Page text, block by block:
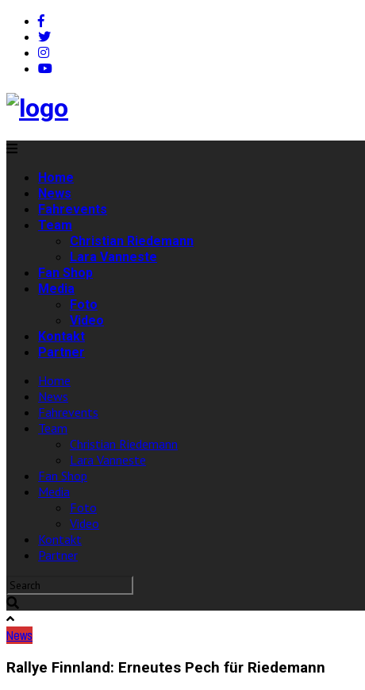
Home
News
Fahrevents
Team
Christian Riedemann
Lara Vanneste
Fan Shop
Media
Foto
Video
Kontakt
Partner
Home
News
Fahrevents
Team
Christian Riedemann
Lara Vanneste
Fan Shop
Media
Foto
Video
Kontakt
Partner
News
Rallye Finnland: Erneutes Pech für Riedemann